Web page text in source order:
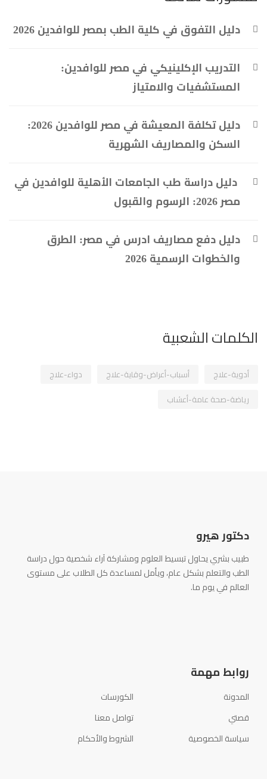
دليل التفوق في كلية الطب بمصر للوافدين 2026
التدريب الإكلينيكي في مصر للوافدين:
المستشفيات والامتياز
دليل تكلفة المعيشة في مصر للوافدين 2026:
السكن والمصاريف الشهرية
دليل دراسة طب الجامعات الأهلية للوافدين في
مصر 2026: الرسوم والقبول
دليل دفع مصاريف ادرس في مصر: الطرق
والخطوات الرسمية 2026
الكلمات الشعبية
أدوية-علاج أسباب-أعراض-وقاية-علاج
دواء-علاج
رياضة-صحة عامة-أعشاب
دكتور هيرو
طبيب بشري يحاول تبسيط العلوم ومشاركة آراء شخصية حول دراسة
الطب والتعلم بشكل عام، ويأمل لمساعدة كل الطلاب على مستوى
العالم في يوم ما.
روابط مهمة
المدونة
الكورسات
قصتي
تواصل معنا
سياسة الخصوصية
الشروط والأحكام